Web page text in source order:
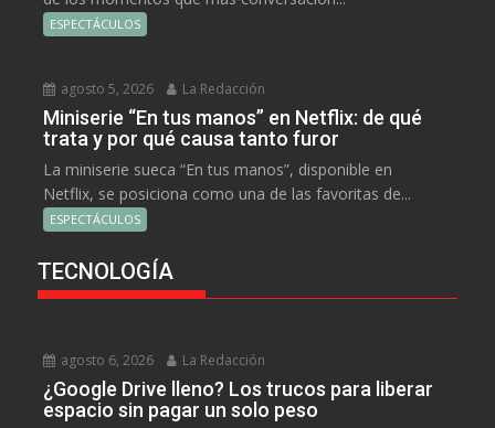
ESPECTÁCULOS
agosto 5, 2026 La Redacción
Miniserie “En tus manos” en Netflix: de qué
trata y por qué causa tanto furor
La miniserie sueca “En tus manos”, disponible en
Netflix, se posiciona como una de las favoritas de...
ESPECTÁCULOS
TECNOLOGÍA
agosto 6, 2026 La Redacción
¿Google Drive lleno? Los trucos para liberar
espacio sin pagar un solo peso